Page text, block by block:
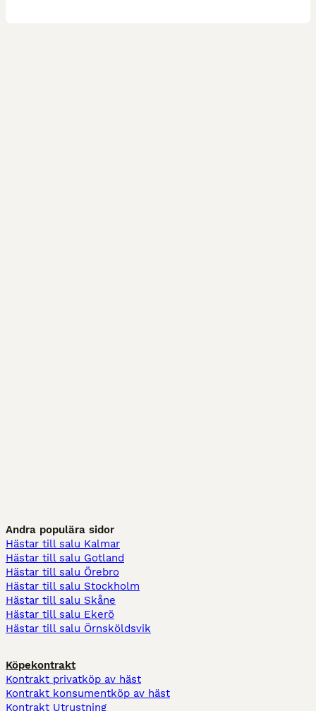
Andra populära sidor
Hästar till salu Kalmar
Hästar till salu Gotland
Hästar till salu Örebro
Hästar till salu Stockholm
Hästar till salu Skåne
Hästar till salu Ekerö
Hästar till salu Örnsköldsvik
Köpekontrakt
Kontrakt privatköp av häst
Kontrakt konsumentköp av häst
Kontrakt Utrustning